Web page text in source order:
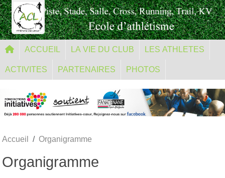
ACCUEIL LA VIE DU CLUB LES ATHLETES
ACTIVITES PARTENAIRES PHOTOS
Accueil Organigramme
Organigramme
Panneau de gestion des cookies